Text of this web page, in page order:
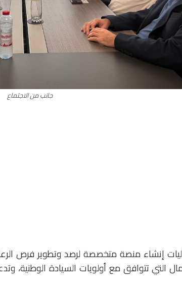
جانب من الاجتماع
إنشاء منصة متخصصة لرصد وتطوير فرص
التي تتوافق مع أولويات السيادة الوطنية،